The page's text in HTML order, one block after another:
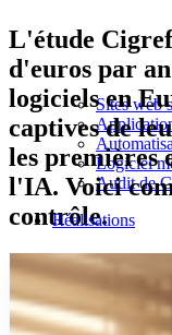
Sites web
Logiciel
Audit de
Réalisations
L'étude
d'euros par
logiciels en
captives de
les premières
l'IA. Voici
contrôle.